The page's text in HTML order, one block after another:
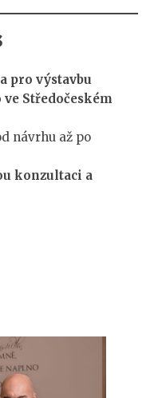
pro výstavbu
Středočeském
návrhu až po
konzultaci a